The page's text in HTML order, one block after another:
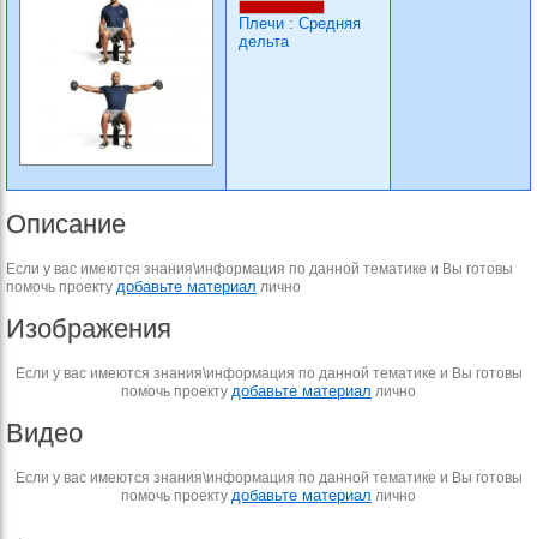
Плечи : Средняя
дельта
Описание
Если у вас имеются знания\информация по данной тематике и Вы готовы
помочь проекту добавьте материал лично
Изображения
Если у вас имеются знания\информация по данной тематике и Вы готовы
помочь проекту добавьте материал лично
Видео
Если у вас имеются знания\информация по данной тематике и Вы готовы
помочь проекту добавьте материал лично